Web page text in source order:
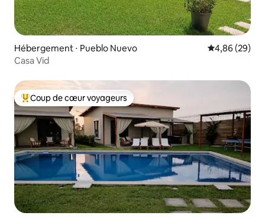
Hébergement ⋅ Pueblo Nuevo Évaluation
4,86 (29)
Casa Vid
Coups de cœur voyageurs les plus appréciés
Coup de cœur voyageurs